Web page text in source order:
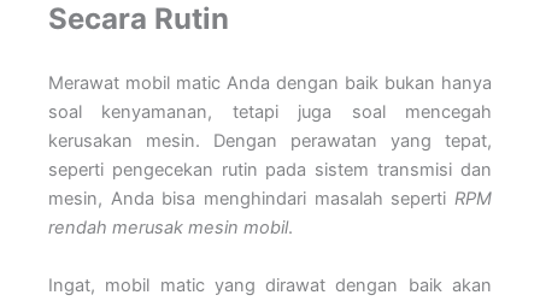
Secara Rutin
Merawat mobil matic Anda dengan baik bukan hanya
soal kenyamanan, tetapi juga soal mencegah
kerusakan mesin. Dengan perawatan yang tepat,
seperti pengecekan rutin pada sistem transmisi dan
mesin, Anda bisa menghindari masalah seperti RPM
rendah merusak mesin mobil.
Ingat, mobil matic yang dirawat dengan baik akan